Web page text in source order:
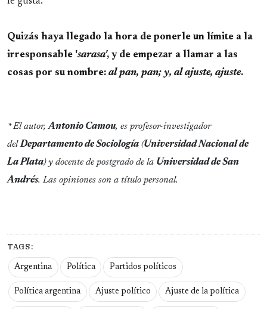
Quizás haya llegado la hora de ponerle un límite a la
irresponsable 'sarasa', y de empezar a llamar a las
cosas por su nombre: al pan, pan; y, al ajuste, ajuste.
* El autor,Antonio Camou, es profesor-investigador
delDepartamento de Sociología (Universidad Nacional de
La Plata) y docente de postgrado de la Universidad de San
Andrés. Las opiniones son a título personal.
TAGS:
Argentina Política Partidos políticos
Política argentina Ajuste político Ajuste de la política